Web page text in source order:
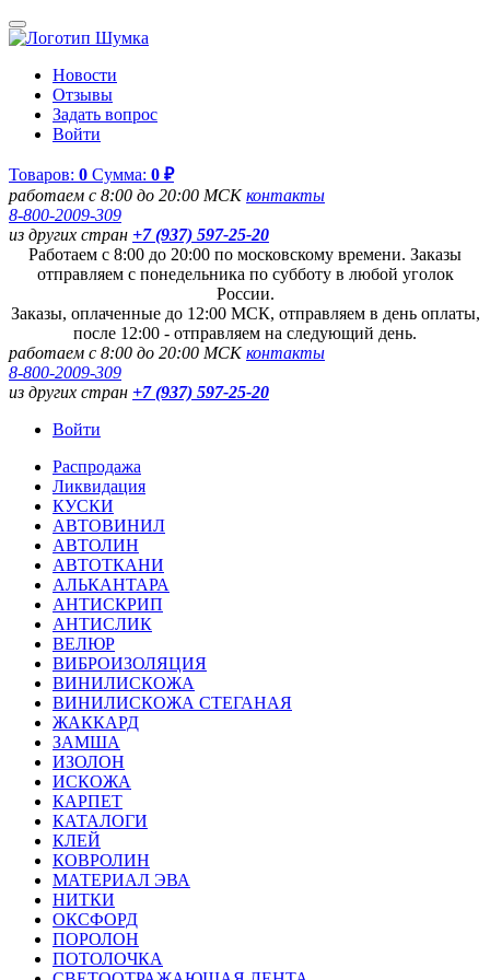
Новости
Отзывы
Задать вопрос
Войти
Товаров: 0 Сумма: 0 ₽
работаем с 8:00 до 20:00 МСКконтакты
8-800-2009-309
из других стран +7 (937) 597-25-20
Работаем с 8:00 до 20:00 по московскому времени. Заказы
отправляем с понедельника по субботу в любой уголок
России.
Заказы, оплаченные до 12:00 МСК, отправляем в день оплаты,
после 12:00 - отправляем на следующий день.
работаем с 8:00 до 20:00 МСКконтакты
8-800-2009-309
из других стран +7 (937) 597-25-20
Войти
Распродажа
Ликвидация
КУСКИ
АВТОВИНИЛ
АВТОЛИН
АВТОТКАНИ
АЛЬКАНТАРА
АНТИСКРИП
АНТИСЛИК
ВЕЛЮР
ВИБРОИЗОЛЯЦИЯ
ВИНИЛИСКОЖА
ВИНИЛИСКОЖА СТЕГАНАЯ
ЖАККАРД
ЗАМША
ИЗОЛОН
ИСКОЖА
КАРПЕТ
КАТАЛОГИ
КЛЕЙ
КОВРОЛИН
МАТЕРИАЛ ЭВА
НИТКИ
ОКСФОРД
ПОРОЛОН
ПОТОЛОЧКА